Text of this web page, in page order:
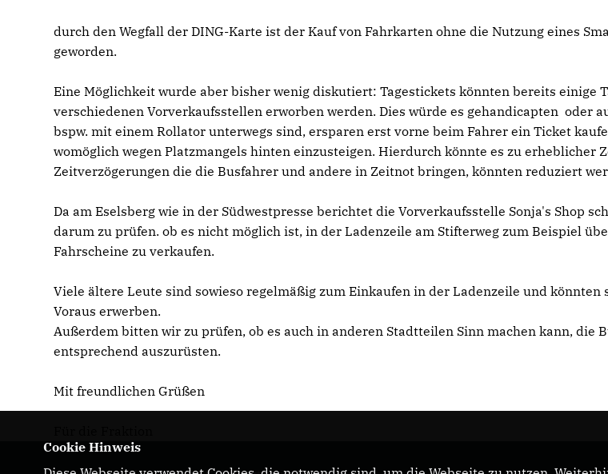
durch den Wegfall der DING-Karte ist der Kauf von Fahrkarten ohne die Nutzung eines
geworden.
Eine Möglichkeit wurde aber bisher wenig diskutiert: Tagestickets könnten bereits einige
verschiedenen Vorverkaufsstellen erworben werden. Dies würde es gehandicapten oder
bspw. mit einem Rollator unterwegs sind, ersparen erst vorne beim Fahrer ein Ticket
womöglich wegen Platzmangels hinten einzusteigen. Hierdurch könnte es zu erheblicher
Zeitverzögerungen die die Busfahrer und andere in Zeitnot bringen, könnten reduziert
Da am Eselsberg wie in der Südwestpresse berichtet die Vorverkaufsstelle Sonja's Shop
darum zu prüfen. ob es nicht möglich ist, in der Ladenzeile am Stifterweg zum Beispiel
Fahrscheine zu verkaufen.
Viele ältere Leute sind sowieso regelmäßig zum Einkaufen in der Ladenzeile und könnten
Voraus erwerben.
Außerdem bitten wir zu prüfen, ob es auch in anderen Stadtteilen Sinn machen kann, die
entsprechend auszurüsten.
Mit freundlichen Grüßen
Cookie Hinweis